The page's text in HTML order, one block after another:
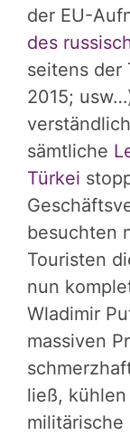
der EU-
des
seitens der
2015;
sämtliche
Türkei
besuchten
Touristen
nun
Wladimir
massiven
ließ,